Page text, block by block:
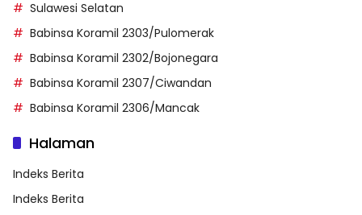
Sulawesi Selatan
Babinsa Koramil 2303/Pulomerak
Babinsa Koramil 2302/Bojonegara
Babinsa Koramil 2307/Ciwandan
Babinsa Koramil 2306/Mancak
Halaman
Indeks Berita
Indeks Berita